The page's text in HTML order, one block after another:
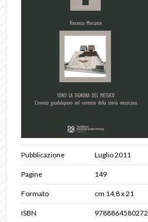
Pubblicazione Luglio 2011
Pagine 149
Formato cm 14,8 x 21
ISBN 9788864580272